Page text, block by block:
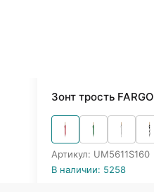
Зонт трость FARGO
Артикул: UM5611S160
В наличии: 5258